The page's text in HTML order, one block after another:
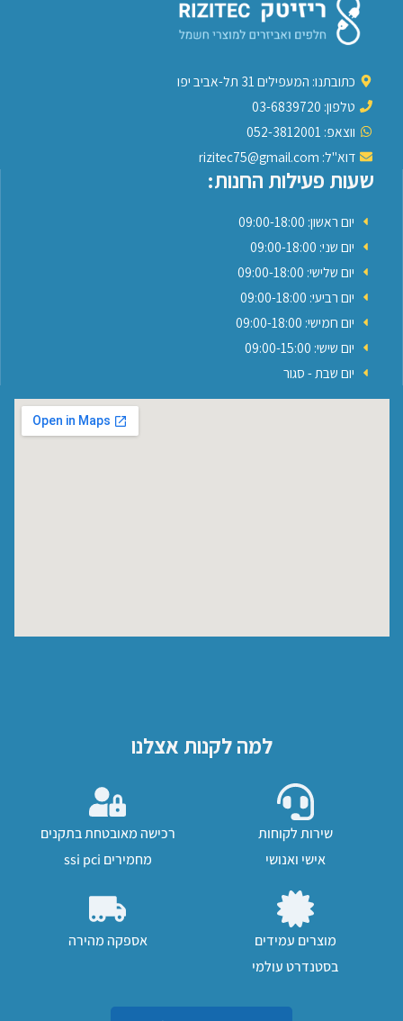
כתובתנו: המעפילים 31 תל-אביב יפו
טלפון: 03-6839720
ווצאפ: 052-3812001
דוא"ל: rizitec75@gmail.com
שעות פעילות החנות:
יום ראשון: 09:00-18:00
יום שני: 09:00-18:00
יום שלישי: 09:00-18:00
יום רביעי: 09:00-18:00
יום חמישי: 09:00-18:00
יום שישי: 09:00-15:00
יום שבת - סגור
למה לקנות אצלנו
שירות לקוחות
אישי ואנושי
רכישה מאובטחת בתקנים
מחמירים ssi pci
מוצרים עמידים
בסטנדרט עולמי
אספקה מהירה